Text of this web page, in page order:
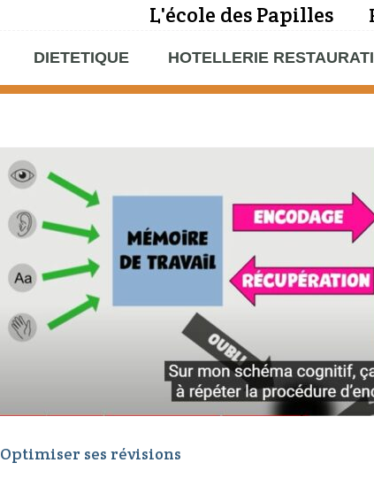
L'école des Papilles
DIETETIQUE HOTELLERIE
Optimiser ses révisions